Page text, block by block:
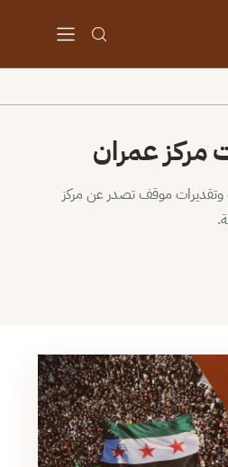
مركز عمران
وتقديرات موقف تصدر عن مركز